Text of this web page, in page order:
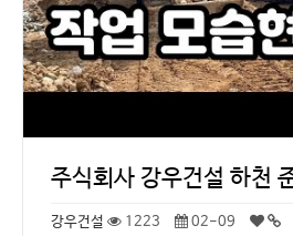
주식회사 강우건설 하천
강우건설 1223 02-09